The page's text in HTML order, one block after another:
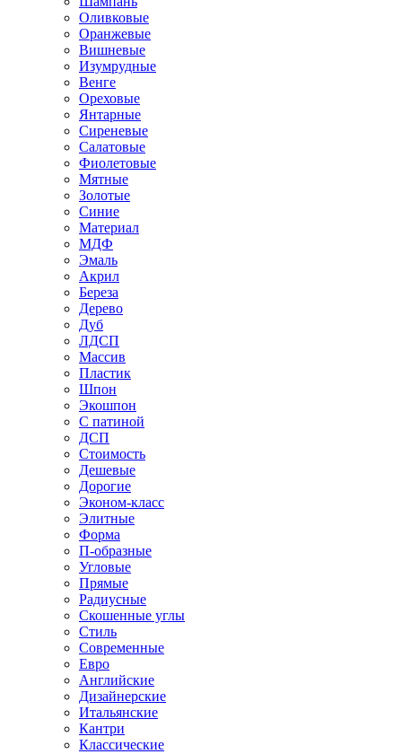
Оливковые
Оранжевые
Вишневые
Изумрудные
Венге
Ореховые
Янтарные
Сиреневые
Салатовые
Фиолетовые
Мятные
Золотые
Синие
Материал
МДФ
Эмаль
Акрил
Береза
Дерево
Дуб
ЛДСП
Массив
Пластик
Шпон
Экошпон
С патиной
ДСП
Стоимость
Дешевые
Дорогие
Эконом-класс
Элитные
Форма
П-образные
Угловые
Прямые
Радиусные
Скошенные углы
Стиль
Современные
Евро
Английские
Дизайнерские
Итальянские
Кантри
Классические